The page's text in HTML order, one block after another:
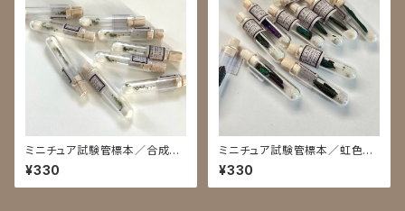
ミニチュア試験管標本／合成ダ
イヤモンド
¥330
ミニチュア試験管標本／虹色赤
鉄鉱
¥330